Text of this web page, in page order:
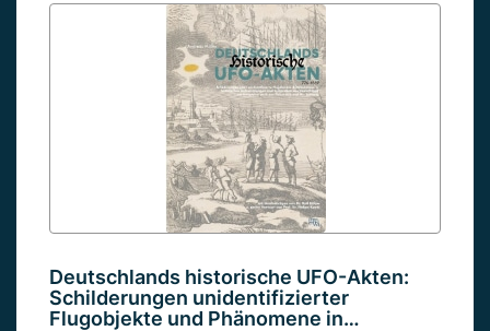
Deutschlands historische UFO-Akten:
Schilderungen unidentifizierter
Flugobjekte und Phänomene in…